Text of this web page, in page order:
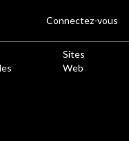
Sites
Web
Connectez-vous